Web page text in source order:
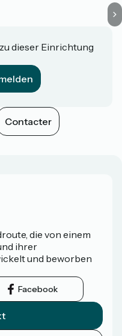
dieser Einrichtung
Contacter
die von einem
ihrer
und beworben
Facebook